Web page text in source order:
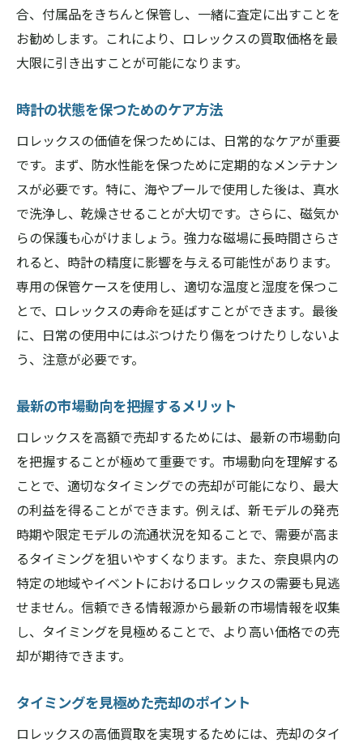
合、付属品をきちんと保管し、一緒に査定に出すことを
お勧めします。これにより、ロレックスの買取価格を最
大限に引き出すことが可能になります。
時計の状態を保つためのケア方法
ロレックスの価値を保つためには、日常的なケアが重要
です。まず、防水性能を保つために定期的なメンテナン
スが必要です。特に、海やプールで使用した後は、真水
で洗浄し、乾燥させることが大切です。さらに、磁気か
らの保護も心がけましょう。強力な磁場に長時間さらさ
れると、時計の精度に影響を与える可能性があります。
専用の保管ケースを使用し、適切な温度と湿度を保つこ
とで、ロレックスの寿命を延ばすことができます。最後
に、日常の使用中にはぶつけたり傷をつけたりしないよ
う、注意が必要です。
最新の市場動向を把握するメリット
ロレックスを高額で売却するためには、最新の市場動向
を把握することが極めて重要です。市場動向を理解する
ことで、適切なタイミングでの売却が可能になり、最大
の利益を得ることができます。例えば、新モデルの発売
時期や限定モデルの流通状況を知ることで、需要が高ま
るタイミングを狙いやすくなります。また、奈良県内の
特定の地域やイベントにおけるロレックスの需要も見逃
せません。信頼できる情報源から最新の市場情報を収集
し、タイミングを見極めることで、より高い価格での売
却が期待できます。
タイミングを見極めた売却のポイント
ロレックスの高価買取を実現するためには、売却のタイ